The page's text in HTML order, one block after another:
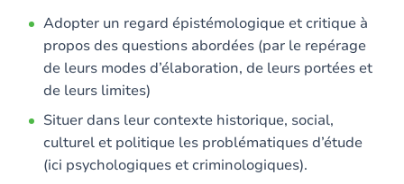
Adopter un regard épistémologique et critique à
propos des questions abordées (par le repérage
de leurs modes d’élaboration, de leurs portées et
de leurs limites)
Situer dans leur contexte historique, social,
culturel et politique les problématiques d’étude
(ici psychologiques et criminologiques).